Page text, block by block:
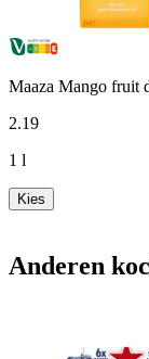
Maaza Mango fruit
2.19
1 l
Kies
Anderen